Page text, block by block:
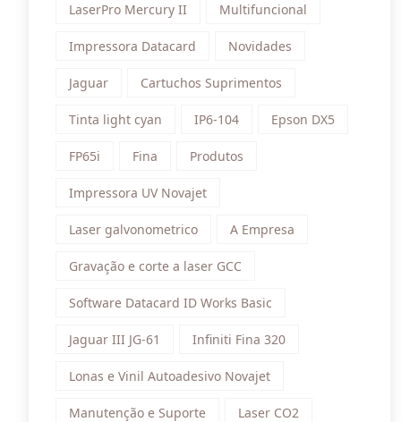
LaserPro Mercury II Multifuncional
Impressora Datacard Novidades
Jaguar Cartuchos Suprimentos
Tinta light cyan IP6-104 Epson DX5
FP65i Fina Produtos
Impressora UV Novajet
Laser galvonometrico A Empresa
Gravação e corte a laser GCC
Software Datacard ID Works Basic
Jaguar III JG-61 Infiniti Fina 320
Lonas e Vinil Autoadesivo Novajet
Manutenção e Suporte Laser CO2